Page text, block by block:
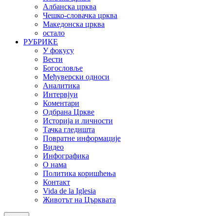
Албанска црква
Чешко-словачка црква
Македонска црква
остало
РУБРИКЕ
У фокусу
Вести
Богословље
Међуверски односи
Аналитика
Интервјуи
Коментари
Одбрана Цркве
Историја и личности
Тачка гледишта
Повратне информације
Видео
Инфографика
О нама
Политика коришћења
Контакт
Vida de la Iglesia
Животът на Църквата